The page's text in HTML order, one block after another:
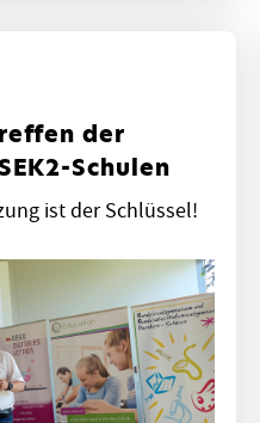
der
Schulen
ist der Schlüssel!